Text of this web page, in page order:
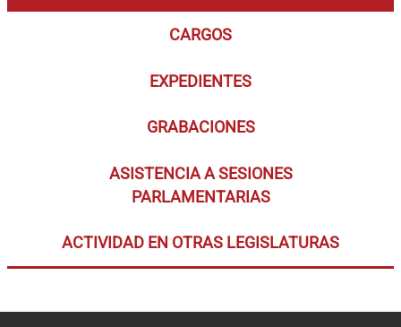
CARGOS
EXPEDIENTES
GRABACIONES
ASISTENCIA A SESIONES
PARLAMENTARIAS
ACTIVIDAD EN OTRAS LEGISLATURAS